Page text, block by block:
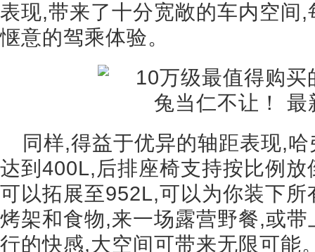
表现,带来了十分宽敞的车内空间
惬意的驾乘体验。
同样,得益于优异的轴距表现,
达到400L,后排座椅支持按比例
可以拓展至952L,可以为你装下
烤架和食物,来一场露营野餐,或
行的快感,大空间可带来无限可能